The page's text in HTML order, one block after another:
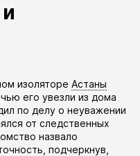
изоляторе Астаны
его увезли из дома
по делу о неуважении
от следственных
назвало
подчеркнув,